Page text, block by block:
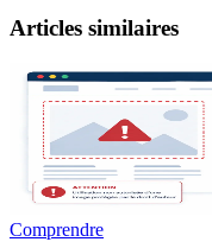
Articles similaires
Comprendre